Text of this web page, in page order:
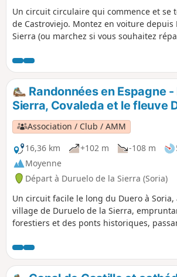
Un circuit circulaire qui commence et se
de Castroviejo. Montez en voiture depuis
Sierra (ou marchez si vous souhaitez
marquants, offrant des vues
des paysages rocheux spectaculaires et
dans un cadre sauvage et pittoresque.
Randonnées en Espagne
Sierra, Covaleda et le fleuve
Association / Club / AMM
16,36 km
+102 m -108 m
Moyenne
Départ à Duruelo de la Sierra (Soria)
Un circuit facile le long du Duero à
village de Duruelo de la Sierra,
forestiers et des ponts historiques,
travers un paysage forestier paisible.